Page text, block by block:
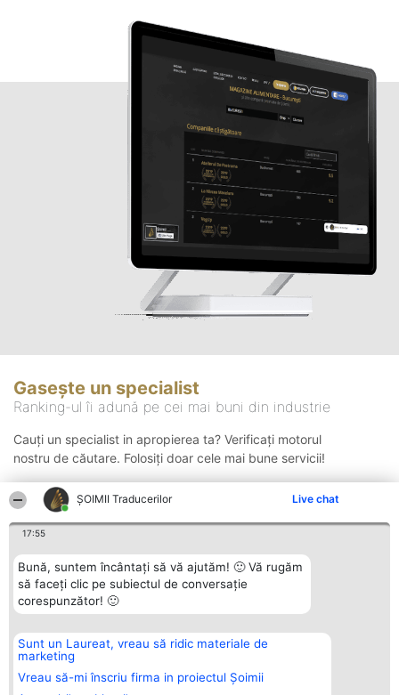
ȘOIMII Traducerilor Live chat
17:55
Bună, suntem încântați să vă ajutăm! 🙂 Vă rugăm
să faceți clic pe subiectul de conversație
corespunzător! 🙂
Sunt un Laureat, vreau să ridic materiale de
marketing
Vreau să-mi înscriu firma in proiectul Șoimii
Gasește un specialist
Ranking-ul îi adună pe cei mai buni din industrie
Cauți un specialist in apropierea ta? Verificați motorul
nostru de căutare. Folosiți doar cele mai bune servicii!
Organizator Ranking
BRIGHT SOLUTIONS BR SRL
Aleea Timisul De Sus 2 Bl. A30
Sc. A Et. 4 Ap. 13 Cod 061952
Plebiscyt
Lista Tuturor
Laureaților
Contact